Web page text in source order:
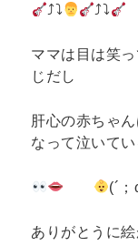
⤴⤵ ⤴⤵
ママは目は笑
じだし
肝心の赤ちゃ
なって泣いてい
(´
ありがとうに絵